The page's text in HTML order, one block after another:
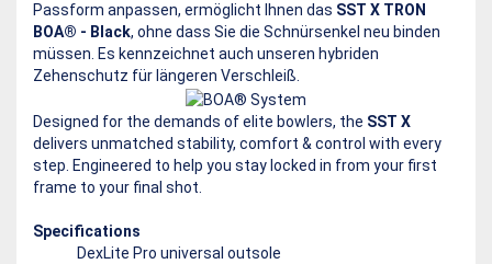
Passform anpassen, ermöglicht Ihnen das SST X TRON
BOA® - Black, ohne dass Sie die Schnürsenkel neu binden
müssen. Es kennzeichnet auch unseren hybriden
Zehenschutz für längeren Verschleiß.
Designed for the demands of elite bowlers, the SST X
delivers unmatched stability, comfort & control with every
step. Engineered to help you stay locked in from your first
frame to your final shot.
Specifications
DexLite Pro universal outsole